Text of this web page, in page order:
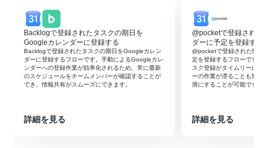
次に、オペレーションでBitrix24の「Search Contact」
アクションを設定し、更新された予定の情報をもとに、該
当するコンタクトを検索します。
最後に、オペレーションでBitrix24の「Update
Contact」アクションを設定し、検索でヒットしたコンタ
クトの情報を更新します。
ション
Backlogで登録されたタスクの期日を
Googleカレンダーに登録する
Backlogで登録されたタスクの期日をGoogleカレン
ダーに登録するフローです。手動によるGoogleカレ
ンダーへの登録作業が効率化されるため、常に最新
のスケジュールをチームメンバーが確認することが
でき、情報共有がスムーズにできます。
詳細を見る
@pocketで登録された
ダーに予定を登録する
@pocketで登録された情報
定を登録するフローです。
スク登録がタイムリーにな
ーの作業が滞ることも無く
滑にすることが可能です。
詳細を見る